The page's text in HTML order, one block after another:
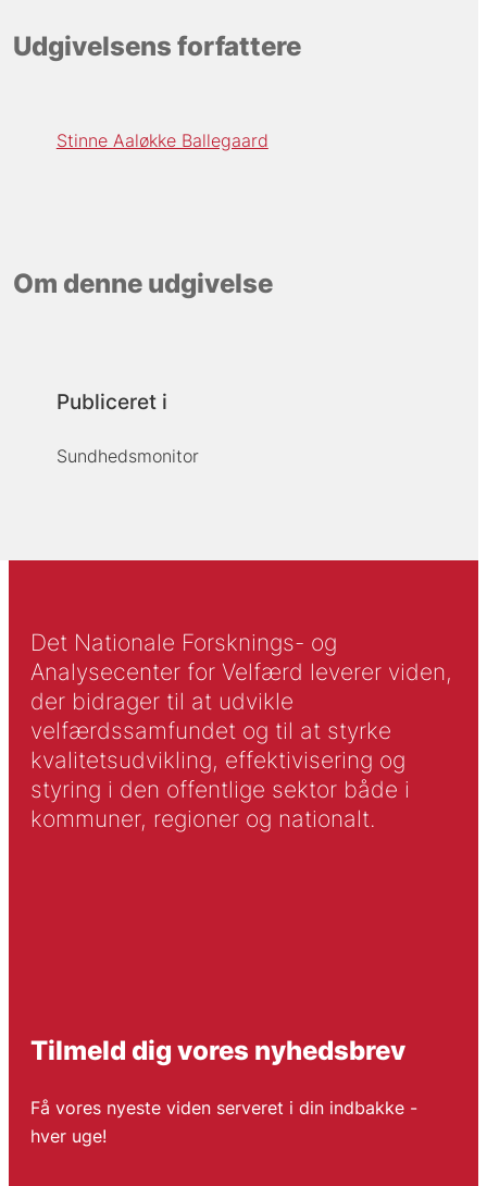
Udgivelsens forfattere
Stinne Aaløkke Ballegaard
Om denne udgivelse
Publiceret i
Sundhedsmonitor
Det Nationale Forsknings- og
Analysecenter for Velfærd leverer viden,
der bidrager til at udvikle
velfærdssamfundet og til at styrke
kvalitetsudvikling, effektivisering og
styring i den offentlige sektor både i
kommuner, regioner og nationalt.
Tilmeld dig vores nyhedsbrev
Få vores nyeste viden serveret i din indbakke -
hver uge!